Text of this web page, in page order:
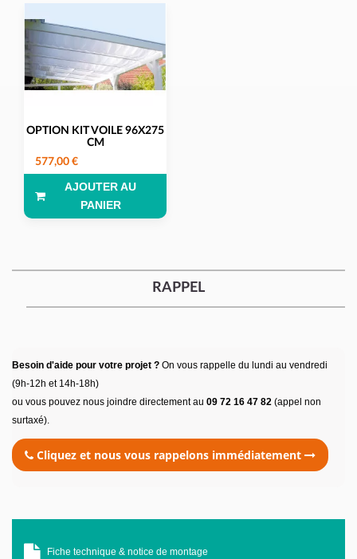
OPTION KIT VOILE 96X275
CM
577,00 €
AJOUTER AU
PANIER
RAPPEL
Besoin d'aide pour votre projet ? On vous rappelle du lundi au vendredi
(9h-12h et 14h-18h)
ou vous pouvez nous joindre directement au 09 72 16 47 82 (appel non
surtaxé).
Cliquez et nous vous rappelons immédiatement
Fiche technique & notice de montage